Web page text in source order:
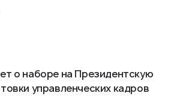
о наборе на Президентскую
управленческих кадров